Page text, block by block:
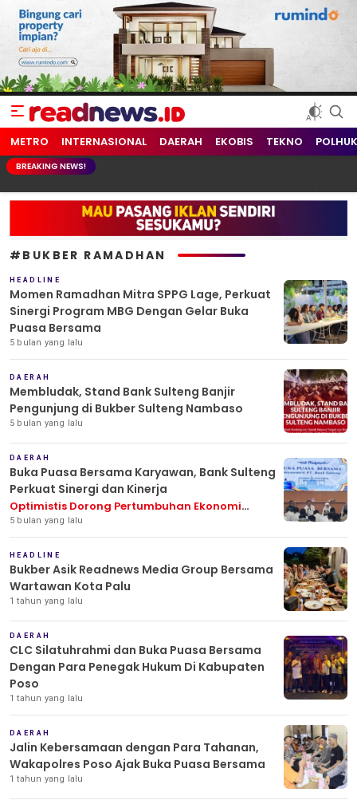
readnews.id
Berita Terkini, Update Terbaru Hari ini dari Indonesia dan Dunia
METRO INTERNASIONAL DAERAH EKOBIS TEKNO
BREAKING NEWS!
#BUKBER RAMADHAN
HEADLINE
Momen Ramadhan Mitra SPPG Lage, Perkuat
Sinergi Program MBG Dengan Gelar Buka
Puasa Bersama
5 bulan yang lalu
DAERAH
Membludak, Stand Bank Sulteng Banjir
Pengunjung di Bukber Sulteng Nambaso
5 bulan yang lalu
DAERAH
Buka Puasa Bersama Karyawan, Bank Sulteng
Perkuat Sinergi dan Kinerja
Optimistis Dorong Pertumbuhan Ekonomi
Daerah
5 bulan yang lalu
HEADLINE
Bukber Asik Readnews Media Group Bersama
Wartawan Kota Palu
1 tahun yang lalu
DAERAH
CLC Silatuhrahmi dan Buka Puasa Bersama
Dengan Para Penegak Hukum Di Kabupaten
Poso
1 tahun yang lalu
DAERAH
Jalin Kebersamaan dengan Para Tahanan,
Wakapolres Poso Ajak Buka Puasa Bersama
1 tahun yang lalu